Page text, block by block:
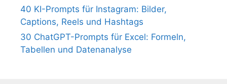
40 KI-Prompts für Instagram: Bilder,
Captions, Reels und Hashtags
30 ChatGPT-Prompts für Excel: Formeln,
Tabellen und Datenanalyse